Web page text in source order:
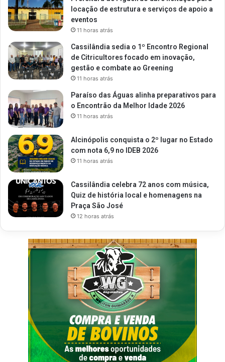
locação de estrutura e serviços de apoio a
eventos
11 horas atrás
Cassilândia sedia o 1º Encontro Regional
de Citricultores focado em inovação,
gestão e combate ao Greening
11 horas atrás
Paraíso das Águas alinha preparativos para
o Encontrão da Melhor Idade 2026
11 horas atrás
Alcinópolis conquista o 2º lugar no Estado
com nota 6,9 no IDEB 2026
11 horas atrás
Cassilândia celebra 72 anos com música,
Quiz de história local e homenagens na
Praça São José
12 horas atrás